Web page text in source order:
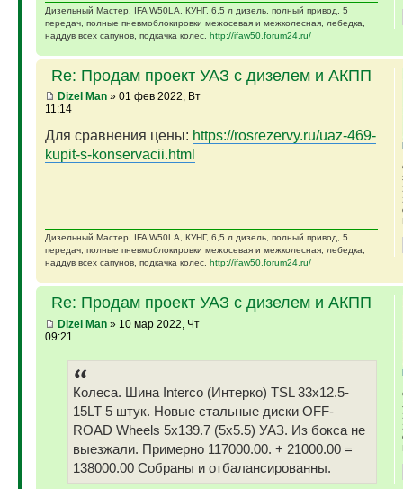
Дизельный Мастер. IFA W50LA, КУНГ, 6,5 л дизель, полный привод, 5
передач, полные пневмоблокировки межосевая и межколесная, лебедка,
наддув всех сапунов, подкачка колес. http://ifaw50.forum24.ru/
Re: Продам проект УАЗ с дизелем и АКПП
Dizel Man» 01 фев 2022, Вт
11:14
Для сравнения цены: https://rosrezervy.ru/uaz-469-
kupit-s-konservacii.html
Дизельный Мастер. IFA W50LA, КУНГ, 6,5 л дизель, полный привод, 5
передач, полные пневмоблокировки межосевая и межколесная, лебедка,
наддув всех сапунов, подкачка колес. http://ifaw50.forum24.ru/
Re: Продам проект УАЗ с дизелем и АКПП
Dizel Man» 10 мар 2022, Чт
09:21
Колеса. Шина Interco (Интерко) TSL 33x12.5-
15LT 5 штук. Новые стальные диски OFF-
ROAD Wheels 5x139.7 (5x5.5) УАЗ. Из бокса не
выезжали. Примерно 117000.00. + 21000.00 =
138000.00 Собраны и отбалансированны.